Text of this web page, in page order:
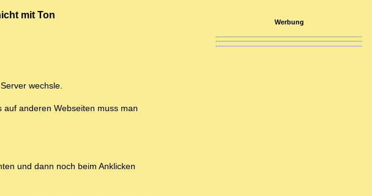
mit Ton
wechsle.
anderen Webseiten muss man
und dann noch beim Anklicken
Werbung